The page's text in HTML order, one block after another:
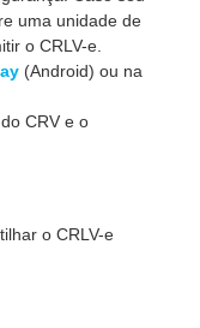
uma unidade de
o CRLV-e.
(Android) ou na
CRV e o
o CRLV-e